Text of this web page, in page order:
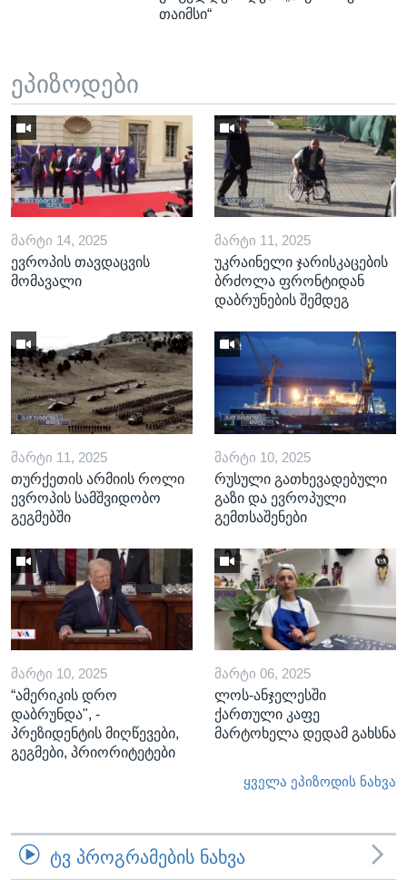
თაიმსი“
ეპიზოდები
ᲛᲐᲠᲢᲘ 14, 2025
ევროპის თავდაცვის
მომავალი
ᲛᲐᲠᲢᲘ 11, 2025
უკრაინელი ჯარისკაცების
ბრძოლა ფრონტიდან
დაბრუნების შემდეგ
ᲛᲐᲠᲢᲘ 11, 2025
თურქეთის არმიის როლი
ევროპის სამშვიდობო
გეგმებში
ᲛᲐᲠᲢᲘ 10, 2025
რუსული გათხევადებული
გაზი და ევროპული
გემთსაშენები
ᲛᲐᲠᲢᲘ 10, 2025
“ამერიკის დრო
დაბრუნდა", -
პრეზიდენტის მიღწევები,
გეგმები, პრიორიტეტები
ᲛᲐᲠᲢᲘ 06, 2025
ლოს-ანჯელესში
ქართული კაფე
მარტოხელა დედამ გახსნა
ყველა ეპიზოდის ნახვა
ᲢᲕ ᲞᲠᲝᲒᲠᲐᲛᲔᲑᲘᲡ ᲜᲐᲮᲕᲐ